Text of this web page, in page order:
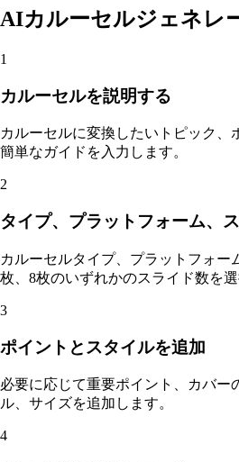
AIカルーセルジェネレ
1
カルーセルを説明する
カルーセルに変換したいトピック、
簡単なガイドを入力します。
2
タイプ、プラットフォーム、
カルーセルタイプ、プラットフォー
枚、8枚のいずれかのスライド数を選
3
ポイントとスタイルを追加
必要に応じて重要ポイント、カバー
ル、サイズを追加します。
4